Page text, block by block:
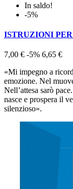
In saldo!
-5%
ISTRUZIONI
7,00 € -5% 6,65 €
«Mi impegno a
emozione. Nel
Nell’attesa sarò
nasce e prospera il
silenzioso».